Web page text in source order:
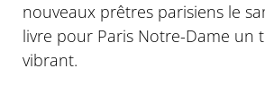
nouveaux prêtres parisiens le
livre pour Paris Notre-Dame un
vibrant.